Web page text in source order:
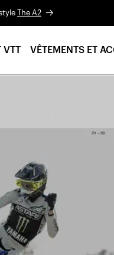
The A2
VTT VÊTEMENTS ET